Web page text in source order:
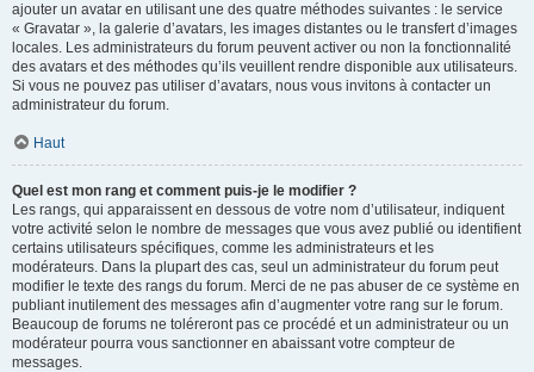
ajouter un avatar en utilisant une des quatre méthodes suivantes : le service
« Gravatar », la galerie d’avatars, les images distantes ou le transfert d’images
locales. Les administrateurs du forum peuvent activer ou non la fonctionnalité
des avatars et des méthodes qu’ils veuillent rendre disponible aux utilisateurs.
Si vous ne pouvez pas utiliser d’avatars, nous vous invitons à contacter un
administrateur du forum.
Haut
Quel est mon rang et comment puis-je le modifier ?
Les rangs, qui apparaissent en dessous de votre nom d’utilisateur, indiquent
votre activité selon le nombre de messages que vous avez publié ou identifient
certains utilisateurs spécifiques, comme les administrateurs et les
modérateurs. Dans la plupart des cas, seul un administrateur du forum peut
modifier le texte des rangs du forum. Merci de ne pas abuser de ce système en
publiant inutilement des messages afin d’augmenter votre rang sur le forum.
Beaucoup de forums ne toléreront pas ce procédé et un administrateur ou un
modérateur pourra vous sanctionner en abaissant votre compteur de
messages.